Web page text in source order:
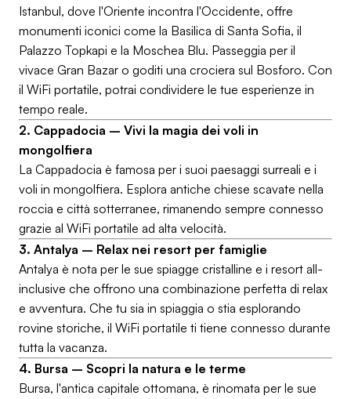
Istanbul, dove l'Oriente incontra l'Occidente, offre
monumenti iconici come la Basilica di Santa Sofia, il
Palazzo Topkapi e la Moschea Blu. Passeggia per il
vivace Gran Bazar o goditi una crociera sul Bosforo. Con
il WiFi portatile, potrai condividere le tue esperienze in
tempo reale.
2. Cappadocia – Vivi la magia dei voli in
mongolfiera
La Cappadocia è famosa per i suoi paesaggi surreali e i
voli in mongolfiera. Esplora antiche chiese scavate nella
roccia e città sotterranee, rimanendo sempre connesso
grazie al WiFi portatile ad alta velocità.
3. Antalya – Relax nei resort per famiglie
Antalya è nota per le sue spiagge cristalline e i resort all-
inclusive che offrono una combinazione perfetta di relax
e avventura. Che tu sia in spiaggia o stia esplorando
rovine storiche, il WiFi portatile ti tiene connesso durante
tutta la vacanza.
4. Bursa – Scopri la natura e le terme
Bursa, l'antica capitale ottomana, è rinomata per le sue